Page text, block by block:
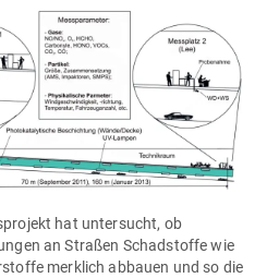
hat untersucht, ob
an Straßen Schadstoffe wie
merklich abbauen und so die